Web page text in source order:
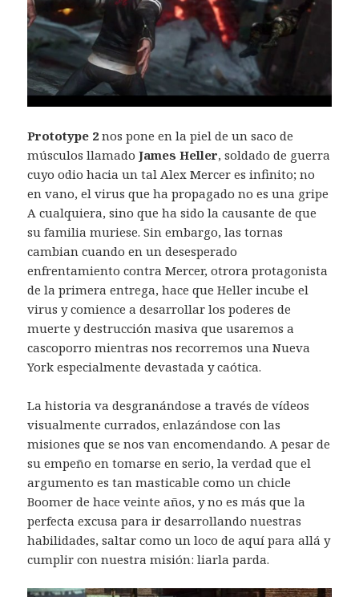
Prototype 2 nos pone en la piel de un saco de
músculos llamadoJames Heller, soldado de guerra
cuyo odio hacia un tal Alex Mercer es infinito; no
en vano, el virus que ha propagado no es una gripe
A cualquiera, sino que ha sido la causante de que
su familia muriese. Sin embargo, las tornas
cambian cuando en un desesperado
enfrentamiento contra Mercer, otrora protagonista
de la primera entrega, hace que Heller incube el
virus y comience a desarrollar los poderes de
muerte y destrucción masiva que usaremos a
cascoporro mientras nos recorremos una Nueva
York especialmente devastada y caótica.
La historia va desgranándose a través de vídeos
visualmente currados, enlazándose con las
misiones que se nos van encomendando. A pesar de
su empeño en tomarse en serio, la verdad que el
argumento es tan masticable como un chicle
Boomer de hace veinte años, y no es más que la
perfecta excusa para ir desarrollando nuestras
habilidades, saltar como un loco de aquí para allá y
cumplir con nuestra misión: liarla parda.